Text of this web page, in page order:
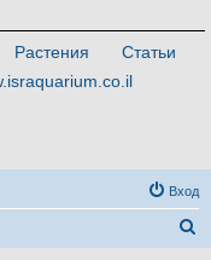
Растения
Статьи
Вход